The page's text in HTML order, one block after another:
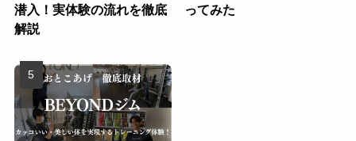
潜入！実体験の流れを徹底
解説
ってみた